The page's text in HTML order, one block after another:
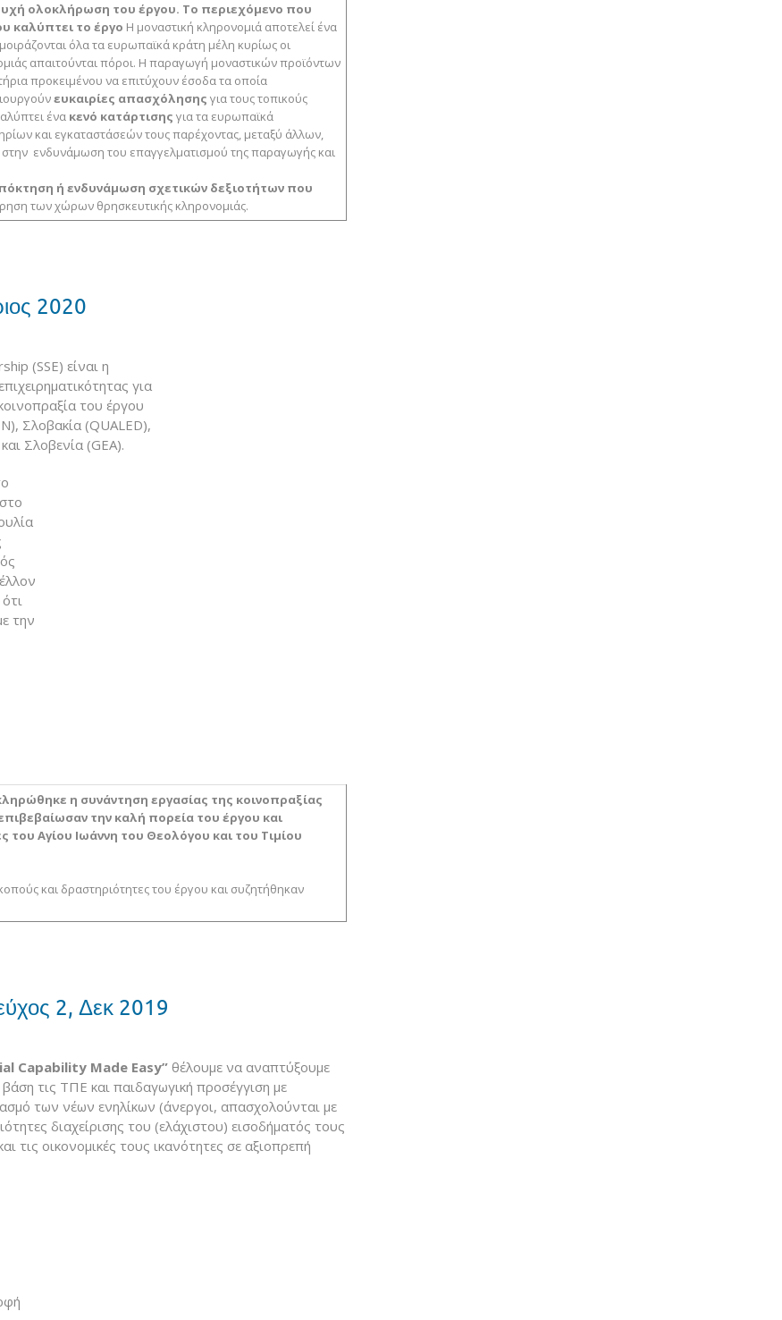
ολοκλήρωση του έργου. Το περιεχόμενο που
καλύπτει το έργο Η μοναστική κληρονομιά αποτελεί ένα
όλα τα ευρωπαϊκά κράτη μέλη κυρίως οι
απαιτούνται πόροι. Η παραγωγή μοναστικών προϊόντων
προκειμένου να επιτύχουν έσοδα τα οποία
ευκαιρίες απασχόλησης για τους τοπικούς
ένα κενό κατάρτισης για τα ευρωπαϊκά
και εγκαταστάσεών τους παρέχοντας, μεταξύ άλλων,
στην ενδυνάμωση του επαγγελματισμού της παραγωγής και
ή ενδυνάμωση σχετικών δεξιοτήτων που
των χώρων θρησκευτικής κληρονομιάς.
2020
(SSE) είναι η
για
του έργου
Σλοβακία (QUALED),
Σλοβενία (GEA).
την
η συνάντηση εργασίας της κοινοπραξίας
την καλή πορεία του έργου και
Αγίου Ιωάννη του Θεολόγου και του Τιμίου
και δραστηριότητες του έργου και συζητήθηκαν
2, Δεκ 2019
Capability Made Easy” θέλουμε να αναπτύξουμε
τις ΤΠΕ και παιδαγωγική προσέγγιση με
των νέων ενηλίκων (άνεργοι, απασχολούνται με
διαχείρισης του (ελάχιστου) εισοδήματός τους
τις οικονομικές τους ικανότητες σε αξιοπρεπή